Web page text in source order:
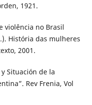
1921.
violência no Brasil
História das mulheres
2001.
y Situación de la
Rev Frenia, Vol